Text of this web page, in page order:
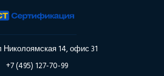
14, офис 31
+7 (495) 127-70-99